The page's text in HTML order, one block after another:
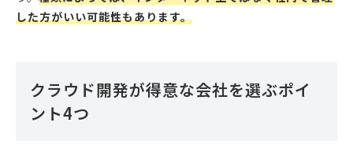
した方がいい可能性もあります。
クラウド開発が得意な会社を選ぶポイ
ント4つ